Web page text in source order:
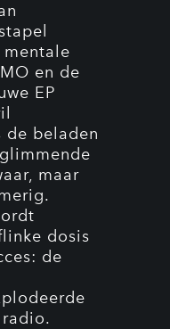
en de
EP
de beladen
maar
dosis
de